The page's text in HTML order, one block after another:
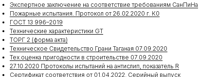
Экспертное заключение на соответствие требованиям СанПиНа
Пожарные испытания. Протокол от 26.02.2020 г. К0
ГОСТ 13 996–2019
Технические характеристики GT
ТОРГ 2 (форма акта)
Техническое Свидетельство Грани Таганая 07.09.2020
Тех.оценка пригодности в строительстве 07.09.2020
27.10.2020 Протоколы испытаний на антислип, показатель R
Сертификат соответствия от 01.04.2022. Серийный выпуск